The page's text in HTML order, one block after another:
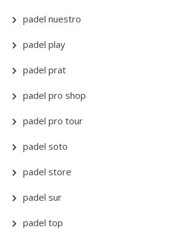
padel nuestro
padel play
padel prat
padel pro shop
padel pro tour
padel soto
padel store
padel sur
padel top